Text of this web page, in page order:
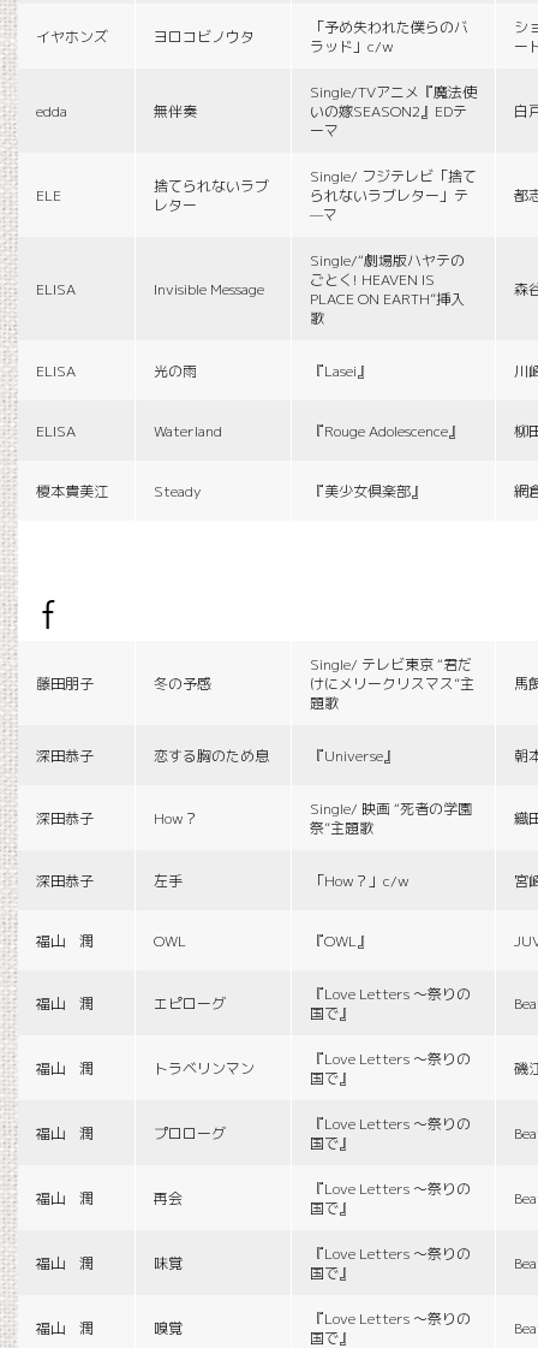
イヤホンズ ヨロコビノウタ
「予め失われた僕らのバ
ラッド」c/w
シ
ー
edda 無伴奏
Single/TVアニメ『魔法使
いの嫁SEASON2』EDテ
ーマ
白
ELE
捨てられないラブ
レター
Single/ フジテレビ「捨て
られないラブレター」テ
—マ
都
ELISA Invisible Message
Single/“劇場版ハヤテの
ごとく! HEAVEN IS
PLACE ON EARTH”挿入
歌
森
ELISA 光の雨 『Lasei』 川
ELISA Waterland 『Rouge Adolescence』 柳
榎本貴美江 Steady 『美少女倶楽部』 網
f
藤田朋子 冬の予感
Single/ テレビ東京 “君だ
けにメリークリスマス”主
題歌
馬
深田恭子 恋する胸のため息 『Universe』 朝
深田恭子 How？
Single/ 映画 “死者の学園
祭”主題歌
織
深田恭子 左手 「How？」c/w 宮
福山 潤 OWL 『OWL』
福山 潤 エピローグ
『Love Letters 〜祭りの
国で』
福山 潤 トラベリンマン
『Love Letters 〜祭りの
国で』
磯
福山 潤 プロローグ
『Love Letters 〜祭りの
国で』
福山 潤 再会
『Love Letters 〜祭りの
国で』
福山 潤 味覚
『Love Letters 〜祭りの
国で』
福山 潤 嗅覚
『Love Letters 〜祭りの
国で』